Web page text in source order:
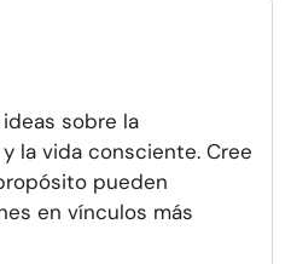
sobre la
la vida consciente. Cree
pueden
en vínculos más